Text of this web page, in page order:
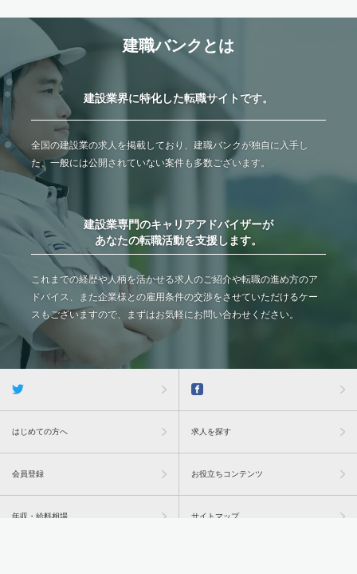
建職バンクとは
建設業界に特化した転職サイトです。
全国の建設業の求人を掲載しており、建職バンクが独自に入手し
た、一般には公開されていない案件も多数ございます。
建設業専門のキャリアアドバイザーが
あなたの転職活動を支援します。
これまでの経歴や人柄を活かせる求人のご紹介や転職の進め方のア
ドバイス、また企業様との雇用条件の交渉をさせていただけるケー
スもございますので、まずはお気軽にお問い合わせください。
はじめての方へ 求人を探す
会員登録 お役立ちコンテンツ
年収・給料相場 サイトマップ